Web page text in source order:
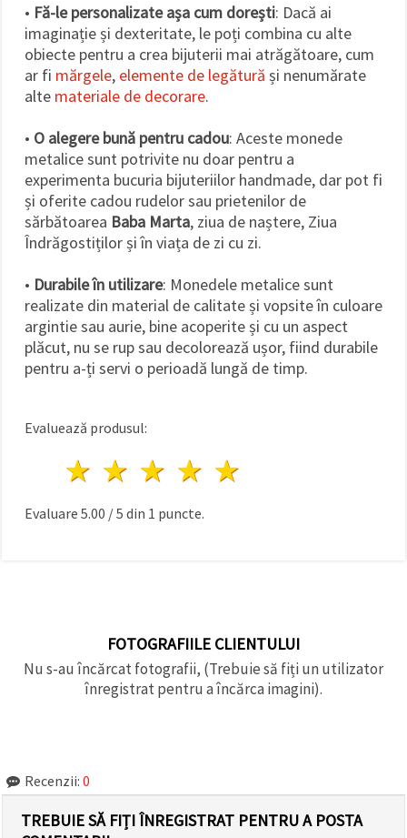
• Fă-le personalizate așa cum dorești: Dacă ai
imaginație și dexteritate, le poți combina cu alte
obiecte pentru a crea bijuterii mai atrăgătoare, cum
ar fi mărgele, elemente de legătură și nenumărate
alte materiale de decorare.
• O alegere bună pentru cadou: Aceste monede
metalice sunt potrivite nu doar pentru a
experimenta bucuria bijuteriilor handmade, dar pot fi
și oferite cadou rudelor sau prietenilor de
sărbătoarea Baba Marta, ziua de naștere, Ziua
Îndrăgostiților și în viața de zi cu zi.
• Durabile în utilizare: Monedele metalice sunt
realizate din material de calitate și vopsite în culoare
argintie sau aurie, bine acoperite și cu un aspect
plăcut, nu se rup sau decolorează ușor, fiind durabile
pentru a-ți servi o perioadă lungă de timp.
Evaluează produsul:
4 stele
3 stele
2 stele
1 stea
Evaluare 5.00 /5 din 1 puncte.
FOTOGRAFIILE CLIENTULUI
Nu s-au încărcat fotografii, (Trebuie să fiți un utilizator
înregistrat pentru a încărca imagini).
Recenzii: 0
TREBUIE SĂ FIȚI ÎNREGISTRAT PENTRU A POSTA